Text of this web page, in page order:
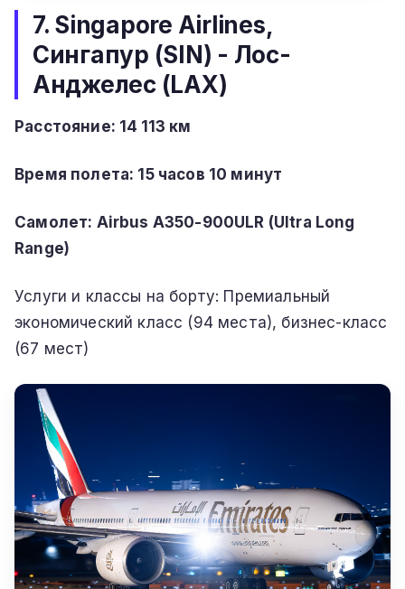
7. Singapore Airlines,
Сингапур (SIN) - Лос-
Анджелес (LAX)
Расстояние: 14 113 км
Время полета: 15 часов 10 минут
Самолет: Airbus A350-900ULR (Ultra Long
Range)
Услуги и классы на борту: Премиальный
экономический класс (94 места), бизнес-класс
(67 мест)